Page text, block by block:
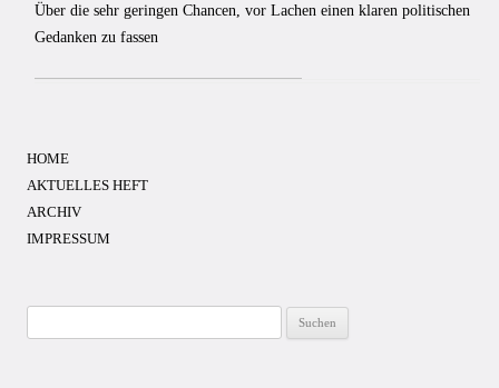
Über die sehr geringen Chancen, vor Lachen einen klaren politischen
Gedanken zu fassen
HOME
AKTUELLES HEFT
ARCHIV
IMPRESSUM
nach: